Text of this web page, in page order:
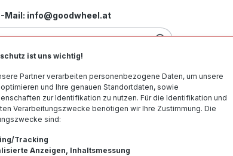
Mail: info@goodwheel.at
Felgen Offroad-Reifen
105T (+) ELECT MFS BSW
ist uns wichtig!
Partner verarbeiten personenbezogene Daten, um unsere
und Ihre genauen Standortdaten, sowie
zur Identifikation zu nutzen. Für die Identifikation und
Verarbeitungszwecke benötigen wir Ihre Zustimmung. Die
sind:
Tracking
Anzeigen, Inhaltsmessung